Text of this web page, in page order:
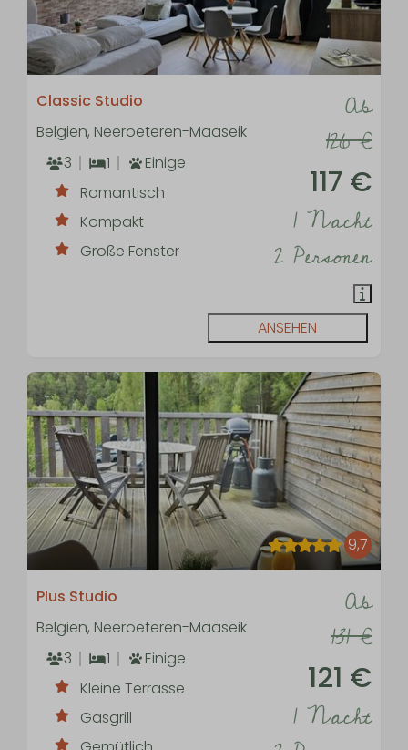
Ab
126 €
117 €
1 Nacht
2 Personen
Classic Studio
Belgien, Neeroeteren-Maaseik
3
1
Einige
Romantisch
Kompakt
Große Fenster
ANSEHEN
9,7
Ab
131 €
121 €
1 Nacht
Plus Studio
Belgien, Neeroeteren-Maaseik
3
1
Einige
Kleine Terrasse
Gasgrill